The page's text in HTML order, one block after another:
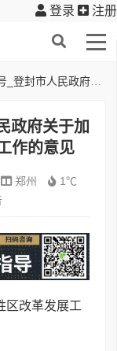
登录 注册
快嵩山风景名胜区改革发展工作的意见
政府关于加
作的意见
郑州
1℃
区改革发展工